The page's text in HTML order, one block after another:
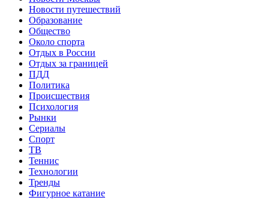
Новости путешествий
Образование
Общество
Около спорта
Отдых в России
Отдых за границей
ПДД
Политика
Происшествия
Психология
Рынки
Сериалы
Спорт
ТВ
Теннис
Технологии
Тренды
Фигурное катание